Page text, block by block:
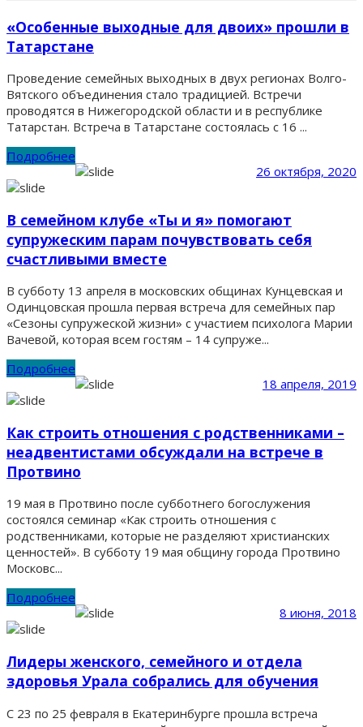
«Особенные выходные для двоих» прошли в
Татарстане
Проведение семейных выходных в двух регионах Волго-
Вятского объединения стало традицией. Встречи
проводятся в Нижегородской области и в республике
Татарстан. Встреча в Татарстане состоялась с 16 ...
Подробнее
26 октября, 2020
В семейном клубе «Ты и я» помогают
супружеским парам почувствовать себя
счастливыми вместе
В субботу 13 апреля в московских общинах Кунцевская и
Одинцовская прошла первая встреча для семейных пар
«Сезоны супружеской жизни» с участием психолога Марии
Вачевой, которая всем гостям – 14 супруже...
Подробнее
18 апреля, 2019
Как строить отношения с родственниками –
неадвентистами обсуждали на встрече в
Протвино
19 мая в Протвино после субботнего богослужения
состоялся семинар «Как строить отношения с
родственниками, которые не разделяют христианских
ценностей». В субботу 19 мая общину города Протвино
Московс...
Подробнее
8 июня, 2018
Лидеры женского, семейного и отдела
здоровья Урала собрались для обучения
C 23 по 25 февраля в Екатеринбурге прошла встреча